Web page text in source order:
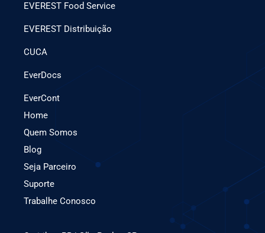
EVEREST Food Service
EVEREST Distribuição
CUCA
EverDocs
EverCont
Home
Quem Somos
Blog
Seja Parceiro
Suporte
Trabalhe Conosco